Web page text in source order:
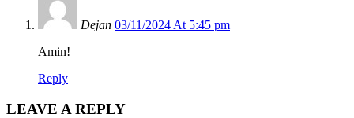
Dejan 03/11/2024 At 5:45 pm
Amin!
Reply
LEAVE A REPLY